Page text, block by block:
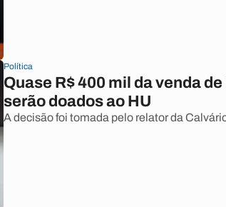
Política
Quase R$ 400 mil da venda
serão doados ao HU
A decisão foi tomada pelo relator da